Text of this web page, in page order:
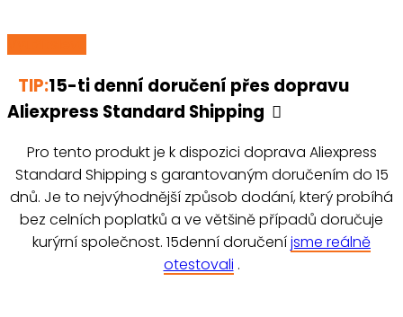
TIP:15-ti denní doručení přes dopravu
Aliexpress Standard Shipping
Pro tento produkt je k dispozici doprava Aliexpress
Standard Shipping s garantovaným doručením do 15
dnů. Je to nejvýhodnější způsob dodání, který probíhá
bez celních poplatků a ve většině případů doručuje
kurýrní společnost. 15denní doručeníjsme reálně
otestovali .